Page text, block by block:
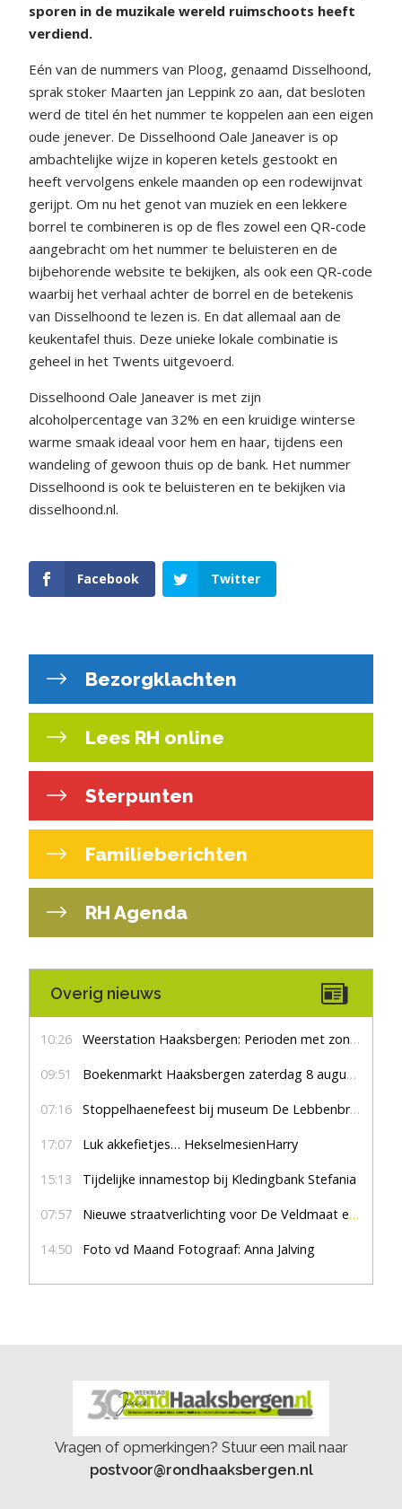
sporen in de muzikale wereld ruimschoots heeft
verdiend.
Eén van de nummers van Ploog, genaamd Disselhoond,
sprak stoker Maarten jan Leppink zo aan, dat besloten
werd de titel én het nummer te koppelen aan een eigen
oude jenever. De Disselhoond Oale Janeaver is op
ambachtelijke wijze in koperen ketels gestookt en
heeft vervolgens enkele maanden op een rodewijnvat
gerijpt. Om nu het genot van muziek en een lekkere
borrel te combineren is op de fles zowel een QR-code
aangebracht om het nummer te beluisteren en de
bijbehorende website te bekijken, als ook een QR-code
waarbij het verhaal achter de borrel en de betekenis
van Disselhoond te lezen is. En dat allemaal aan de
keukentafel thuis. Deze unieke lokale combinatie is
geheel in het Twents uitgevoerd.
Disselhoond Oale Janeaver is met zijn
alcoholpercentage van 32% en een kruidige winterse
warme smaak ideaal voor hem en haar, tijdens een
wandeling of gewoon thuis op de bank. Het nummer
Disselhoond is ook te beluisteren en te bekijken via
disselhoond.nl.
Facebook Twitter
Bezorgklachten
Lees RH online
Sterpunten
Familieberichten
RH Agenda
Overig nieuws
10:26 Weerstation Haaksbergen: Perioden met zon en droog
09:51 Boekenmarkt Haaksbergen zaterdag 8 augustus, marktplein Haaksbergen
07:16 Stoppelhaenefeest bij museum De Lebbenbrugge
17:07 Luk akkefietjes… HekselmesienHarry
15:13 Tijdelijke innamestop bij Kledingbank Stefania
07:57 Nieuwe straatverlichting voor De Veldmaat en De Pas
14:50 Foto vd Maand Fotograaf: Anna Jalving
Vragen of opmerkingen? Stuur een mail naar
postvoor@rondhaaksbergen.nl